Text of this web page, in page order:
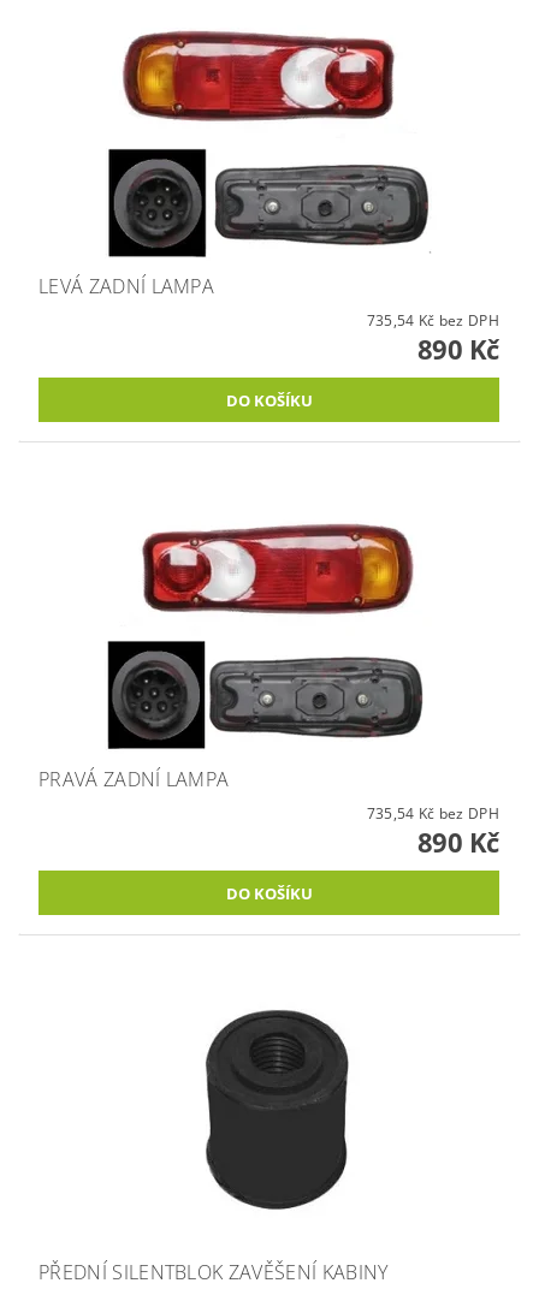
LEVÁ ZADNÍ LAMPA
735,54 Kč bez DPH
890 Kč
PRAVÁ ZADNÍ LAMPA
735,54 Kč bez DPH
890 Kč
PŘEDNÍ SILENTBLOK ZAVĚŠENÍ KABINY